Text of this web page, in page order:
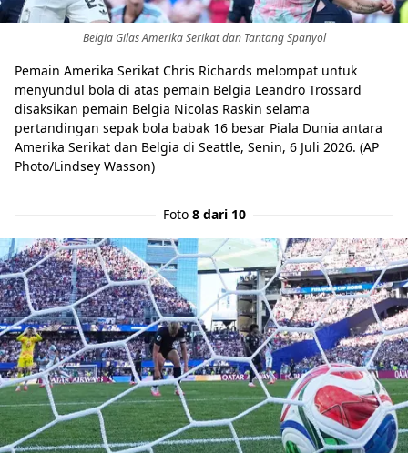
Belgia Gilas Amerika Serikat dan Tantang Spanyol
Pemain Amerika Serikat Chris Richards melompat untuk
menyundul bola di atas pemain Belgia Leandro Trossard
disaksikan pemain Belgia Nicolas Raskin selama
pertandingan sepak bola babak 16 besar Piala Dunia antara
Amerika Serikat dan Belgia di Seattle, Senin, 6 Juli 2026. (AP
Photo/Lindsey Wasson)
Foto 8 dari 10